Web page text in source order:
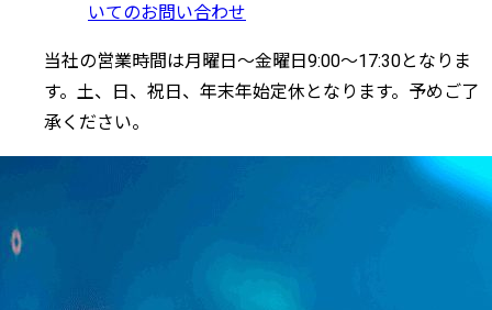
いてのお問い合わせ
当社の営業時間は月曜日～金曜日9:00～17:30となりま
す。土、日、祝日、年末年始定休となります。予めご了
承ください。